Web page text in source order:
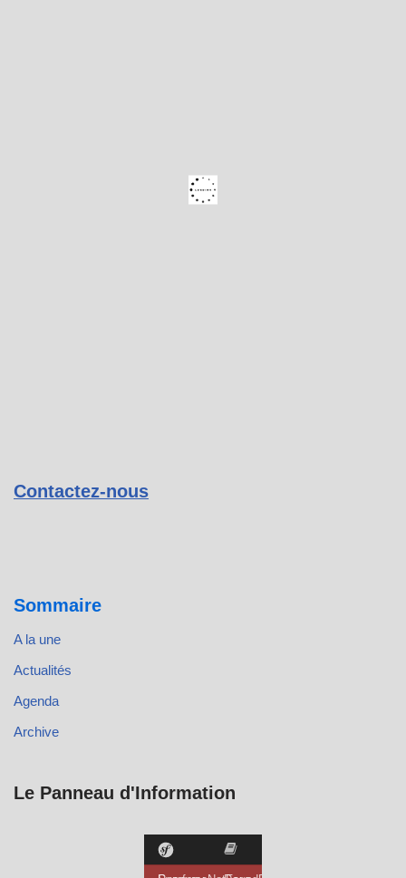
Contactez-nous
Sommaire
A la une
Actualités
Agenda
Archive
Le Panneau d'Information